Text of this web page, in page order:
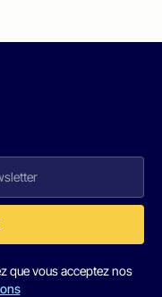
que vous acceptez nos